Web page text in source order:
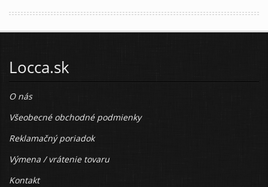
Locca.sk
O nás
Všeobecné obchodné podmienky
Reklamačný poriadok
Výmena / vrátenie tovaru
Kontakt